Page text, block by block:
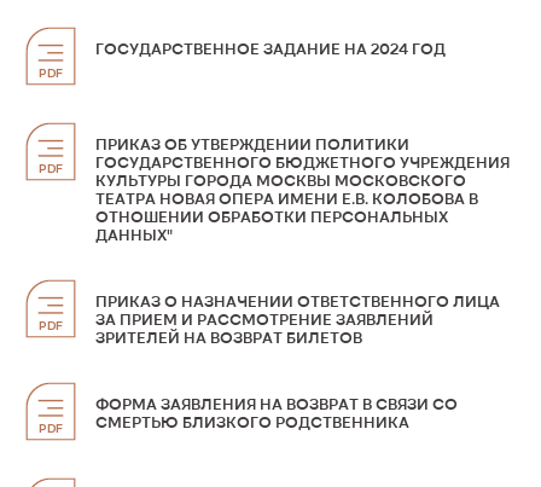
PDF
ГОСУДАРСТВЕННОЕ ЗАДАНИЕ НА 2024 ГОД
PDF
ПРИКАЗ ОБ УТВЕРЖДЕНИИ ПОЛИТИКИ
ГОСУДАРСТВЕННОГО БЮДЖЕТНОГО УЧРЕЖДЕНИЯ
КУЛЬТУРЫ ГОРОДА МОСКВЫ МОСКОВСКОГО
ТЕАТРА НОВАЯ ОПЕРА ИМЕНИ Е.В. КОЛОБОВА В
ОТНОШЕНИИ ОБРАБОТКИ ПЕРСОНАЛЬНЫХ
ДАННЫХ"
PDF
ПРИКАЗ О НАЗНАЧЕНИИ ОТВЕТСТВЕННОГО ЛИЦА
ЗА ПРИЕМ И РАССМОТРЕНИЕ ЗАЯВЛЕНИЙ
ЗРИТЕЛЕЙ НА ВОЗВРАТ БИЛЕТОВ
PDF
ФОРМА ЗАЯВЛЕНИЯ НА ВОЗВРАТ В СВЯЗИ СО
СМЕРТЬЮ БЛИЗКОГО РОДСТВЕННИКА